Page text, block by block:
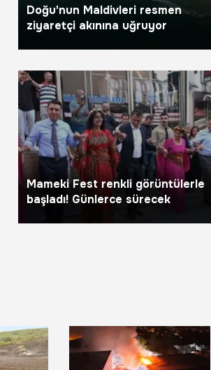
Doğu'nun Maldivleri resmen
ziyaretçi akınına uğruyor
Mameki Fest renkli görüntülerle
başladı! Günlerce sürecek